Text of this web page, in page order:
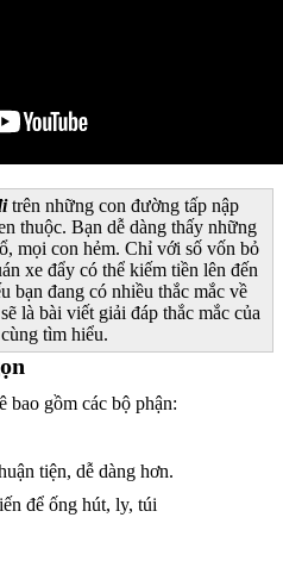
trên những con đường tấp nập
thuộc. Bạn dễ dàng thấy những
mọi con hẻm. Chỉ với số vốn bỏ
xe đẩy có thể kiếm tiền lên đến
bạn đang có nhiều thắc mắc về
là bài viết giải đáp thắc mắc của
tìm hiểu.
bao gồm các bộ phận:
tiện, dễ dàng hơn.
để ống hút, ly, túi